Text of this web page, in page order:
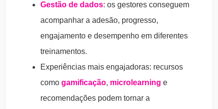
Gestão de dados: os gestores conseguem
acompanhar a adesão, progresso,
engajamento e desempenho em diferentes
treinamentos.
Experiências mais engajadoras: recursos
como gamificação, microlearning e
recomendações podem tornar a